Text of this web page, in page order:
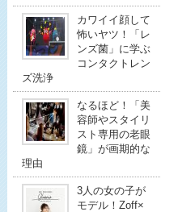
カワイイ顔して
怖いヤツ！「レ
ンズ菌」に学ぶ
コンタクトレン
ズ洗浄
なるほど！「美
容師やスタイリ
スト専用の老眼
鏡」が画期的な
理由
3人の女の子が
モデル！Zoff×